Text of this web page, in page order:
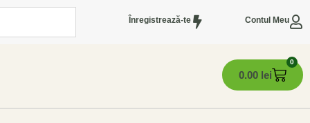
Înregistrează-te Contul Meu
0.00 lei
0